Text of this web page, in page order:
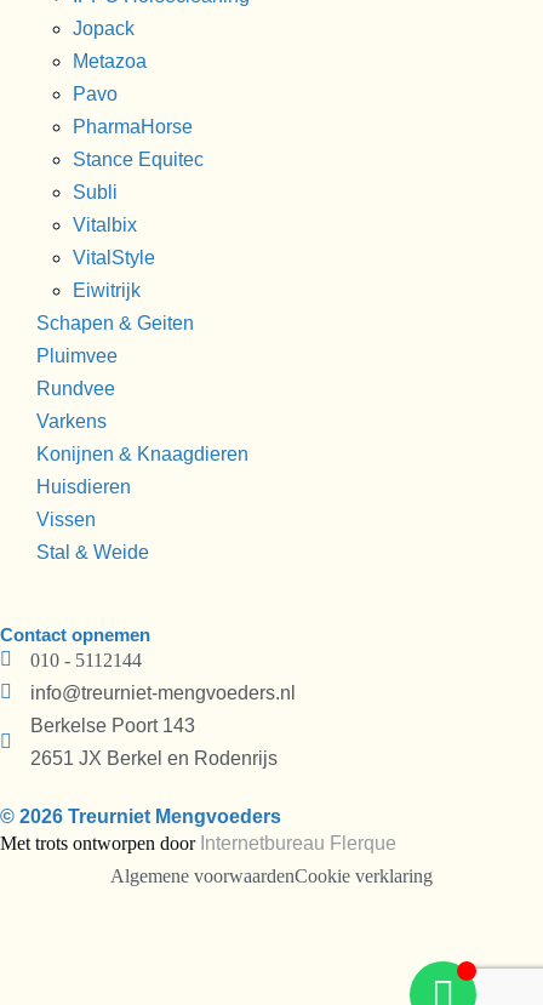
Jopack
Metazoa
Pavo
PharmaHorse
Stance Equitec
Subli
Vitalbix
VitalStyle
Eiwitrijk
Schapen & Geiten
Pluimvee
Rundvee
Varkens
Konijnen & Knaagdieren
Huisdieren
Vissen
Stal & Weide
Contact opnemen
010 - 5112144
info@treurniet-mengvoeders.nl
Berkelse Poort 143
2651 JX Berkel en Rodenrijs
© 2026 Treurniet Mengvoeders
Met trots ontworpen door Internetbureau Flerque
Algemene voorwaardenCookie verklaring